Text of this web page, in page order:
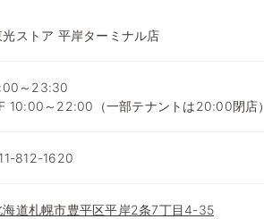
光ストア 平岸ターミナル店
～23:30
10:00～22:00（一部テナントは20:00閉店）
812-1620
海道札幌市豊平区平岸2条7丁目4-35